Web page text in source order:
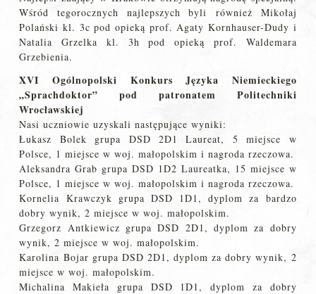
Wśród tegorocznych najlepszych byli również Mikołaj
Polański kl. 3c pod opieką prof. Agaty Kornhauser-Dudy i
Natalia Grzelka kl. 3h pod opieką prof. Waldemara
Grzebienia.
XVI Ogólnopolski Konkurs Języka Niemieckiego
„Sprachdoktor” pod patronatem Politechniki
Wrocławskiej
Nasi uczniowie uzyskali następujące wyniki:
Łukasz Bolek grupa DSD 2D1 Laureat, 5 miejsce w
Polsce, 1 miejsce w woj. małopolskim i nagroda rzeczowa.
Aleksandra Grab grupa DSD 1D2 Laureatka, 15 miejsce w
Polsce, 1 miejsce w woj. małopolskim i nagroda rzeczowa.
Kornelia Krawczyk grupa DSD 1D1, dyplom za bardzo
dobry wynik, 2 miejsce w woj. małopolskim.
Grzegorz Antkiewicz grupa DSD 2D1, dyplom za dobry
wynik, 2 miejsce w woj. małopolskim.
Karolina Bojar grupa DSD 2D1, dyplom za dobry wynik, 2
miejsce w woj. małopolskim.
Michalina Makieła grupa DSD 1D1, dyplom za dobry